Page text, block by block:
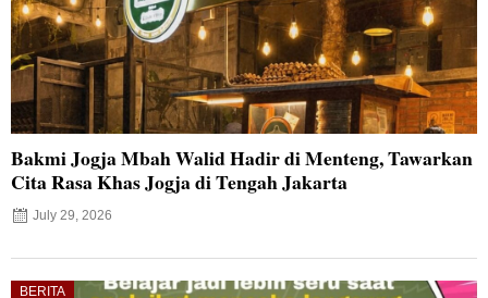
Bakmi Jogja Mbah Walid Hadir di Menteng, Tawarkan
Cita Rasa Khas Jogja di Tengah Jakarta
July 29, 2026
BERITA